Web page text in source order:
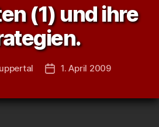
(1) und ihre
Veröffentlichungsdatum
1. April 2009